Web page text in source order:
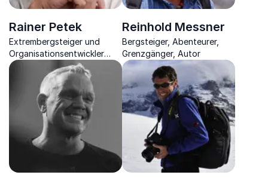
Rainer Petek
Extrembergsteiger und
Organisationsentwickler
zeigt mit dem Bergsteigen-
Prinzip, wie Ihr Unternehmen
hoch hinaus kommt
Reinhold Messner
Bergsteiger, Abenteurer,
Grenzgänger, Autor